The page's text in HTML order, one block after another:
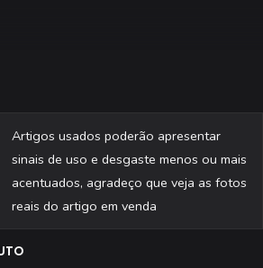
são fotografadas individualmente.
Artigos usados poderão apresentar
sinais de uso e desgaste menos ou mais
acentuados, agradeço que veja as fotos
reais do artigo em venda